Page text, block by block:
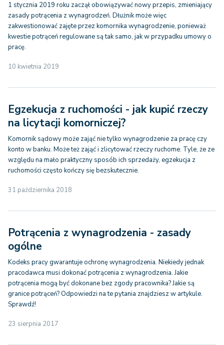
1 stycznia 2019 roku zaczął obowiązywać nowy przepis, zmieniający
zasady potrącenia z wynagrodzeń. Dłużnik może więc
zakwestionować zajęte przez komornika wynagrodzenie, ponieważ
kwestie potrąceń regulowane są tak samo, jak w przypadku umowy o
pracę.
10 kwietnia 2019
Egzekucja z ruchomości - jak kupić rzeczy
na licytacji komorniczej?
Komornik sądowy może zająć nie tylko wynagrodzenie za pracę czy
konto w banku. Może też zająć i zlicytować rzeczy ruchome. Tyle, że ze
względu na mało praktyczny sposób ich sprzedaży, egzekucja z
ruchomości często kończy się bezskutecznie.
31 października 2018
Potrącenia z wynagrodzenia - zasady
ogólne
Kodeks pracy gwarantuje ochronę wynagrodzenia. Niekiedy jednak
pracodawca musi dokonać potrącenia z wynagrodzenia. Jakie
potrącenia mogą być dokonane bez zgody pracownika? Jakie są
granice potrąceń? Odpowiedzi na te pytania znajdziesz w artykule.
Sprawdź!
23 sierpnia 2017